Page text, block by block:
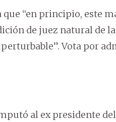
“en principio, este
de juez natural de
Vota por
al ex presidente